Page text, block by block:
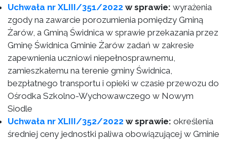
Uchwała nr XLIII/351/2022 w sprawie: wyrażenia
zgody na zawarcie porozumienia pomiędzy Gminą
Żarów, a Gminą Świdnica w sprawie przekazania przez
Gminę Świdnica Gminie Żarów zadań w zakresie
zapewnienia uczniowi niepełnosprawnemu,
zamieszkałemu na terenie gminy Świdnica,
bezpłatnego transportu i opieki w czasie przewozu do
Ośrodka Szkolno-Wychowawczego w Nowym
Siodle
Uchwała nr XLIII/352/2022 w sprawie: określenia
średniej ceny jednostki paliwa obowiązującej w Gminie